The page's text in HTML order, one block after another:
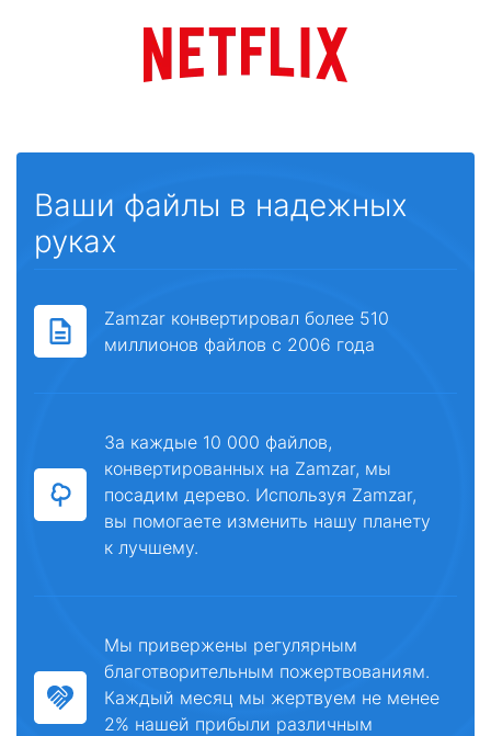
Ваши файлы в надежных
руках
Zamzar конвертировал более 510
миллионов файлов с 2006 года
За каждые 10 000 файлов,
конвертированных на Zamzar, мы
посадим дерево. Используя Zamzar,
вы помогаете изменить нашу планету
к лучшему.
Мы привержены регулярным
благотворительным пожертвованиям.
Каждый месяц мы жертвуем не менее
2% нашей прибыли различным